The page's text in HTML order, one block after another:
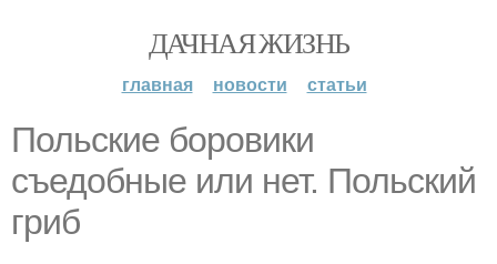
ДАЧНАЯ ЖИЗНЬ
главная новости статьи
Польские боровики
съедобные или нет. Польский
гриб